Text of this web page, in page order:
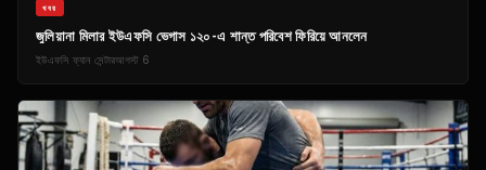
খবর
জুলিয়ানা মিলার ইউএফসি ভেগাস ১২০-এ শান্ত পরিবেশ ফিরিয়ে আনলেন
ইউএফসি ফ্যান সেন্টারআগস্ট 6